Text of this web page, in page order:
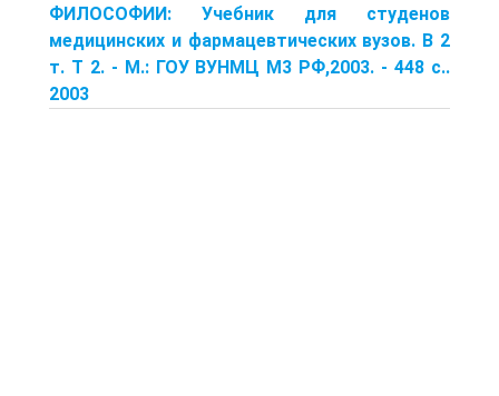
ФИЛОСОФИИ: Учебник для студенов
медицинских и фармацевтических вузов. В 2
т. Т 2. - М.: ГОУ ВУНМЦ М3 РФ,2003. - 448 с..
2003